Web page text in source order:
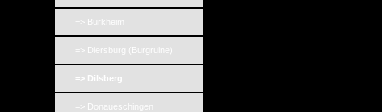
=> Burkheim
=> Diersburg (Burgruine)
=> Dilsberg
=> Donaueschingen